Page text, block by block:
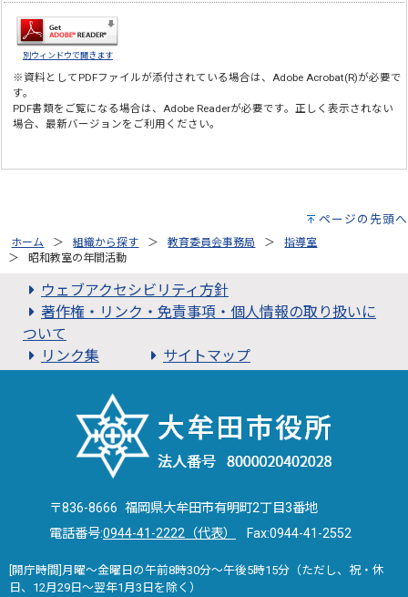
別ウィンドウで開きます
※資料としてPDFファイルが添付されている場合は、Adobe Acrobat(R)が必要で
す。
PDF書類をご覧になる場合は、Adobe Readerが必要です。正しく表示されない
場合、最新バージョンをご利用ください。
ページの先頭へ
ホーム 組織から探す 教育委員会事務局
指導室
昭和教室の年間活動
ウェブアクセシビリティ方針
著作権・リンク・免責事項・個人情報の取り扱いに
ついて
リンク集
サイトマップ
〒836-8666 福岡県大牟田市有明町2丁目3番地
電話番号:0944-41-2222（代表） Fax:0944-41-2552
[開庁時間]月曜～金曜日の午前8時30分～午後5時15分（ただし、祝・休
日、12月29日～翌年1月3日を除く）